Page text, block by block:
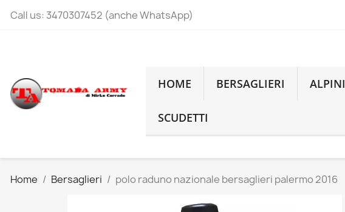
Call us: 3470307452 (anche WhatsApp)
HOME BERSAGLIERI ALPINI
SCUDETTI
Home Bersaglieri polo raduno nazionale bersaglieri palermo 2016